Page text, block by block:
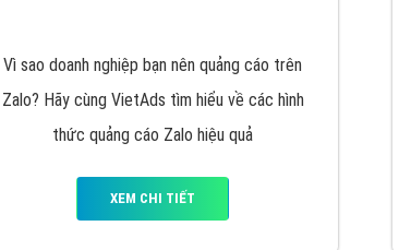
Vì sao doanh nghiệp bạn nên quảng cáo trên
Zalo? Hãy cùng VietAds tìm hiểu về các hình
thức quảng cáo Zalo hiệu quả
XEM CHI TIẾT